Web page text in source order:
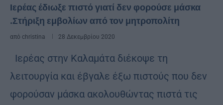
Ιερέας έδιωξε πιστό γιατί δεν φορούσε μάσκα
.Στήριξη εμβολίων από τον μητροπολίτη
από christina 28 Δεκεμβρίου 2020
Ιερέας στην Καλαμάτα διέκοψε τη
λειτουργία και έβγαλε έξω πιστούς που δεν
φορούσαν μάσκα ακολουθώντας πιστά τις